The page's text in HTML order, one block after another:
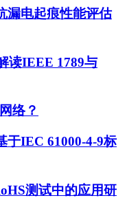
漏电起痕性能评估
读IEEE 1789与
络？
IEC 61000-4-9标
测试中的应用研